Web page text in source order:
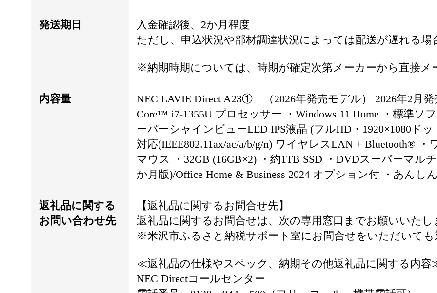
発送期日
入金確認後、2か月程度
ただし、申込状況や部材調達状況によっては配送が遅れる場
※納期時期については、時期が確定次第メーカーから直接メ
内容量
NEC LAVIE Direct A23① （2026年発売モデル） 2026年2月
Core™ i7-1355U プロセッサー ・Windows 11 Home ・標準ソ
ーパーシャインビューLED IPS液晶 (フルHD・1920×1080ド
対応(IEEE802.11ax/ac/a/b/g/n) ワイヤレスLAN + Bluetooth®
マウス ・32GB (16GB×2) ・約1TB SSD ・DVDスーパーマル
か月版)/Office Home & Business 2024 オプション付 ・あんし
返礼品に関する
お問い合わせ先
【返礼品に関するお問合せ先】
返礼品に関するお問合せは、次の専用窓口までお願いいたし
※米沢市ふるさと納税サポート室にお問合せをいただいても
≪返礼品の仕様やスペック、納期その他返礼品に関する内
NEC Directコールセンター